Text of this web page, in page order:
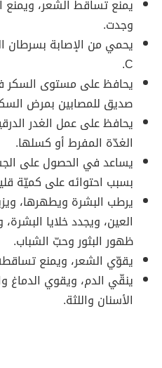
يمنع تساقط الشعر، ويمنع
وجدت.
يحمي من الإصابة بسرطان
C.
يحافظ على مستوى السكر
صديق للمصابين بمرض
يحافظ على عمل الغدر
الغدّة المفرط أو كسلها.
يساعد في الحصول على
بسبب احتوائه على كميّة
يرطب البشرة ويطهرها،
العين، ويجدد خلايا
ظهور البثور وحبّ الشباب.
يقوّي الشعر، ويمنع
ينقّي الدم، ويقوي
الأسنان واللثة.